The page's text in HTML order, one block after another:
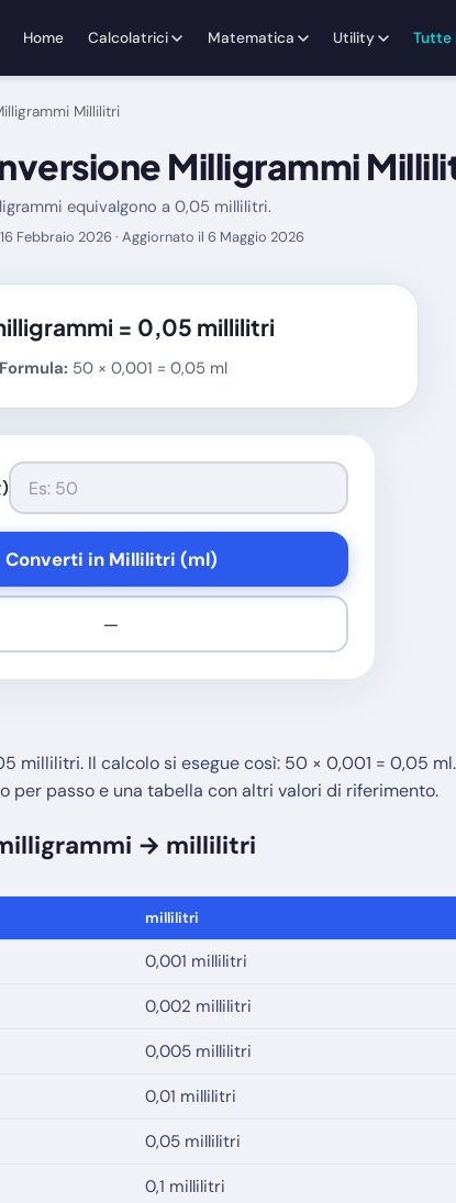
Home Calcolatrici Matematica Utility Tutte
Millilitri
Milligrammi
equivalgono a 0,05 millilitri.
Febbraio 2026 · Aggiornato il 6 Maggio 2026
= 0,05 millilitri
Formula: 50 × 0,001 = 0,05 ml
Converti in Millilitri (ml)
—
millilitri. Il calcolo si esegue così: 50 × 0,001 = 0,05
per passo e una tabella con altri valori di riferimento.
→ millilitri
millilitri
0,001 millilitri
0,002 millilitri
0,005 millilitri
0,01 millilitri
0,05 millilitri
0,1 millilitri